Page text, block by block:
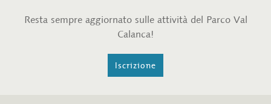
Resta sempre aggiornato sulle attività del Parco Val
Calanca!
Iscrizione